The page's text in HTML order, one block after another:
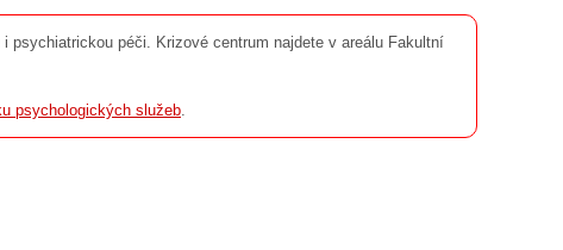
i psychiatrickou péči. Krizové centrum najdete v areálu Fakultní
psychologických služeb